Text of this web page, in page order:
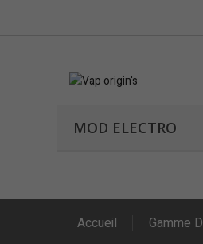
MOD ELECTRO
Accueil Gamme